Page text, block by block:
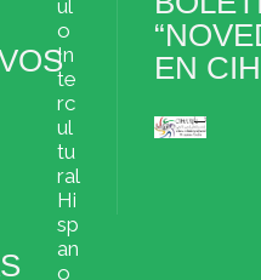
ul
o
In
te
rc
ul
tu
ral
Hi
sp
an
o
EN